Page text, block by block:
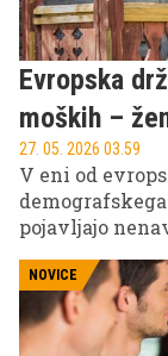
Evropska
moških –
27. 05. 2026 03.59
V eni od
pojavljajo
Razlika v
je razvila celo
za
NOVICE